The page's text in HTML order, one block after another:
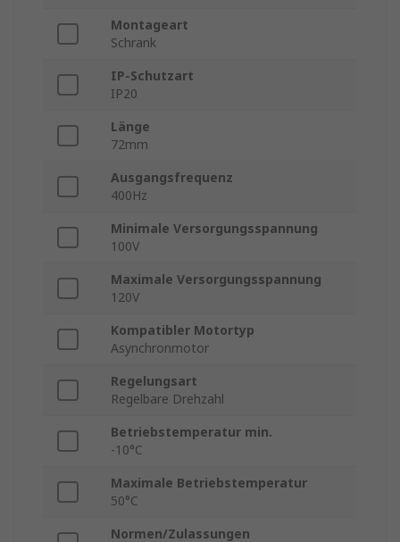
Montageart
Schrank
IP-Schutzart
IP20
Länge
72mm
Ausgangsfrequenz
400Hz
Minimale Versorgungsspannung
100V
Maximale Versorgungsspannung
120V
Kompatibler Motortyp
Asynchronmotor
Regelungsart
Regelbare Drehzahl
Betriebstemperatur min.
-10°C
Maximale Betriebstemperatur
50°C
Normen/Zulassungen